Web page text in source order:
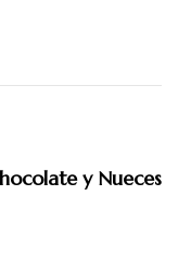
y Nueces